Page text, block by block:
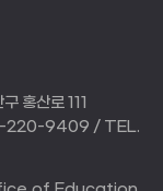
홍산로 111
220-9409 / TEL.